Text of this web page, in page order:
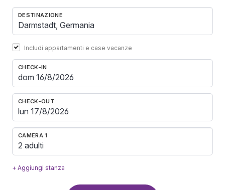
DESTINAZIONE
Includi appartamenti e case vacanze
CHECK-IN
CHECK-OUT
CAMERA 1
2 adulti
+ Aggiungi stanza